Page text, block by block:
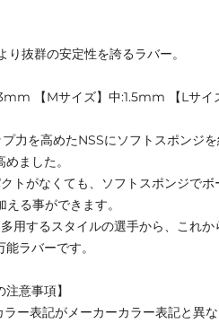
抜群の安定性を誇るラバー。
【Mサイズ】中:1.5mm 【Lサ
力を高めたNSSにソフトスポンジ
ました。
トがなくても、ソフトスポンジでボ
る事ができます。
用するスタイルの選手から、これ
ラバーです。
意事項】
ー表記がメーカーカラー表記と異な